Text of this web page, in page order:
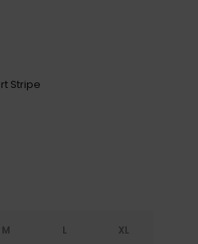
Stripe
M L XL